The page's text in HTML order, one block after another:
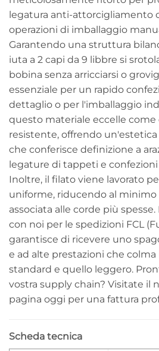
legatura anti-attorcigliamento
operazioni di imballaggio
Garantendo una struttura
iuta a 2 capi da 9 libbre si
bobina senza arricciarsi o
essenziale per un rapido
dettaglio o per l'imballaggio
questo materiale eccelle
resistente, offrendo
che conferisce definizione a
legature di tappeti e
Inoltre, il filato viene lavorato
uniforme, riducendo al minimo
associata alle corde più
con noi per le spedizioni FCL
garantisce di ricevere uno
e ad alte prestazioni che colma
standard e quello leggero.
vostra supply chain? Visitate il
pagina oggi per una fattura
Scheda tecnica